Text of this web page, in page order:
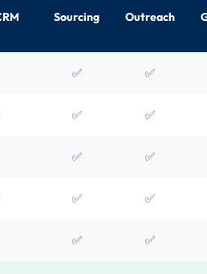
Sourcing Outreach
✅ ✅
✅ ✅
✅ ✅
✅ ✅
✅ ✅